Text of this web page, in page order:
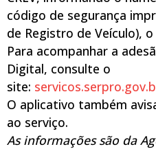
código de segurança
de Registro de Veículo),
Para acompanhar a
Digital, consulte o
site:
O aplicativo também
ao serviço.
As informações são da